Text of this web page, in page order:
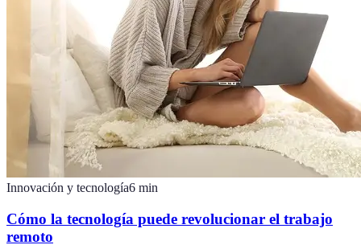
Innovación y tecnología6 min
Cómo la tecnología puede revolucionar el trabajo
remoto